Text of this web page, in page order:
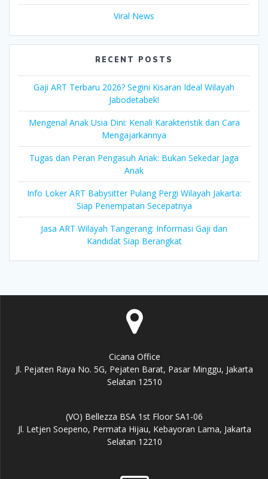
Viral News
RECENT POSTS
Gaji ART Terbaru 2026? Segini Kisaran Ideal Wilayah
Jabodetabek!
Mengenal Anak Usia Dini: Kenali Karakteristik dan Cara
Mengajarkannya
Tugas dan Peran Pengasuh Anak: Bukan Sekedar Jaga
Anak
Info Loker ART Babysitter Pulang Pergi Wilayah Jakarta:
Siap Penempatan Secepatnya
Jasa ART Wilayah Tangerang: Informasi Gaji dan
Kandidat Siap Berangkat
Cicana Office
Jl. Pejaten Raya No. 5G, Pejaten Barat, Pasar Minggu, Jakarta
Selatan 12510
(VO) Bellezza BSA 1st Floor SA1-06
Jl. Letjen Soepeno, Permata Hijau, Kebayoran Lama, Jakarta
Selatan 12210